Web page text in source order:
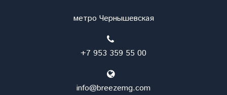
метро Чернышевская
+7 953 359 55 00
info@breezemg.com